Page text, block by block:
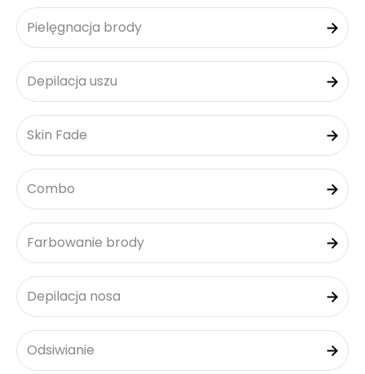
Pielęgnacja brody
Depilacja uszu
Skin Fade
Combo
Farbowanie brody
Depilacja nosa
Odsiwianie